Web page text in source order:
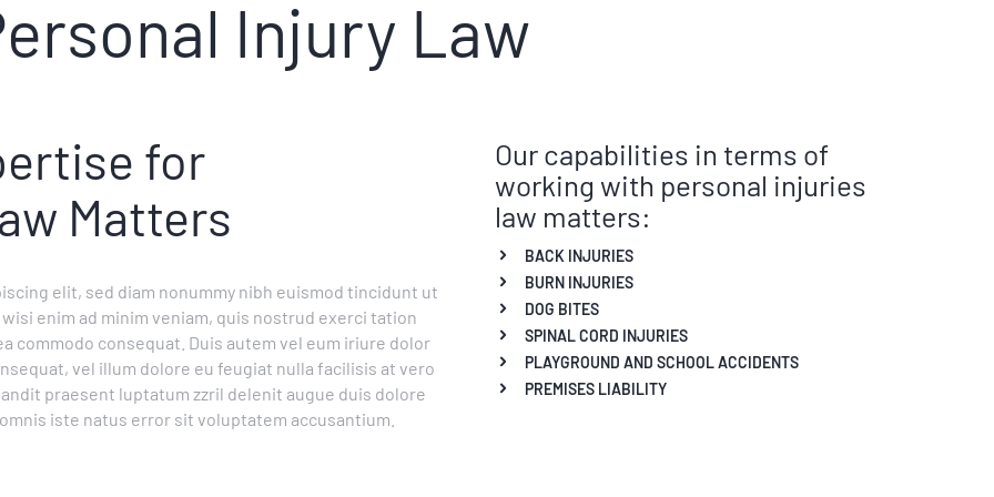
Injury Law
for
Matters
elit, sed diam nonummy nibh euismod tincidunt ut
enim ad minim veniam, quis nostrud exerci tation
commodo consequat. Duis autem vel eum iriure dolor
vel illum dolore eu feugiat nulla facilisis at vero
praesent luptatum zzril delenit augue duis dolore
iste natus error sit voluptatem accusantium.
Our capabilities in terms of
working with personal injuries
law matters:
BACK INJURIES
BURN INJURIES
DOG BITES
SPINAL CORD INJURIES
PLAYGROUND AND SCHOOL ACCIDENTS
PREMISES LIABILITY